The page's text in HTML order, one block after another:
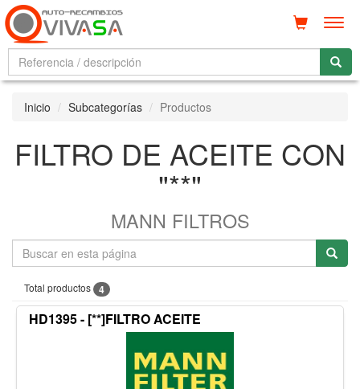
Inicio Subcategorías Productos
FILTRO DE ACEITE CON
"**"
MANN FILTROS
Total productos 4
HD1395 - [**]FILTRO ACEITE